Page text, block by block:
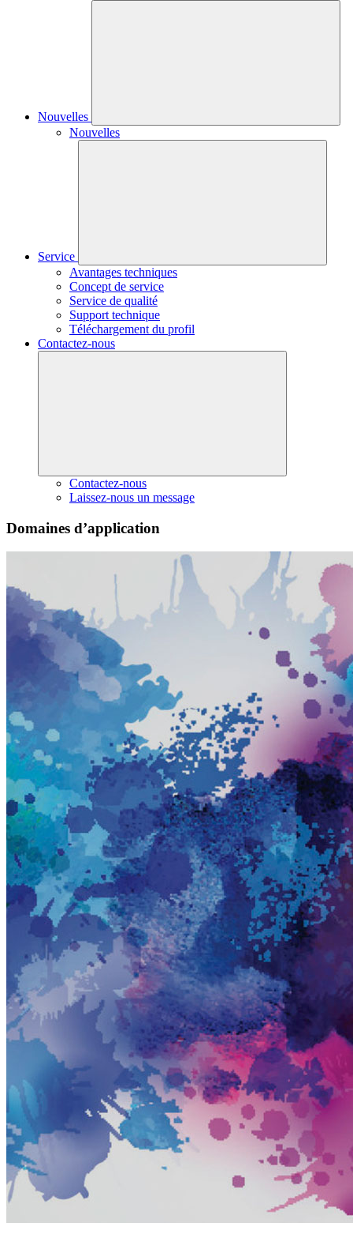
Nouvelles
Nouvelles
Service
Avantages techniques
Concept de service
Service de qualité
Support technique
Téléchargement du profil
Contactez-nous
Contactez-nous
Laissez-nous un message
Domaines d’application